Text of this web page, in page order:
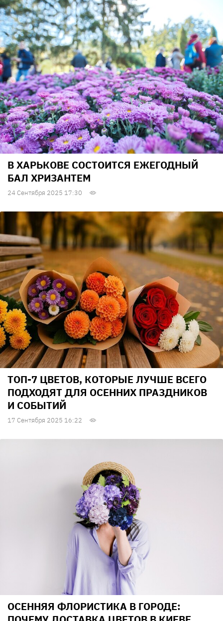
В ХАРЬКОВЕ СОСТОИТСЯ ЕЖЕГОДНЫЙ
БАЛ ХРИЗАНТЕМ
24 Сентября 2025 17:30
ТОП-7 ЦВЕТОВ, КОТОРЫЕ ЛУЧШЕ ВСЕГО
ПОДХОДЯТ ДЛЯ ОСЕННИХ ПРАЗДНИКОВ
И СОБЫТИЙ
17 Сентября 2025 16:22
ОСЕННЯЯ ФЛОРИСТИКА В ГОРОДЕ: